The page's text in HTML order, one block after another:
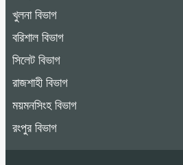
খুলনা বিভাগ
বরিশাল বিভাগ
সিলেট বিভাগ
রাজশাহী বিভাগ
ময়মনসিংহ বিভাগ
রংপুর বিভাগ